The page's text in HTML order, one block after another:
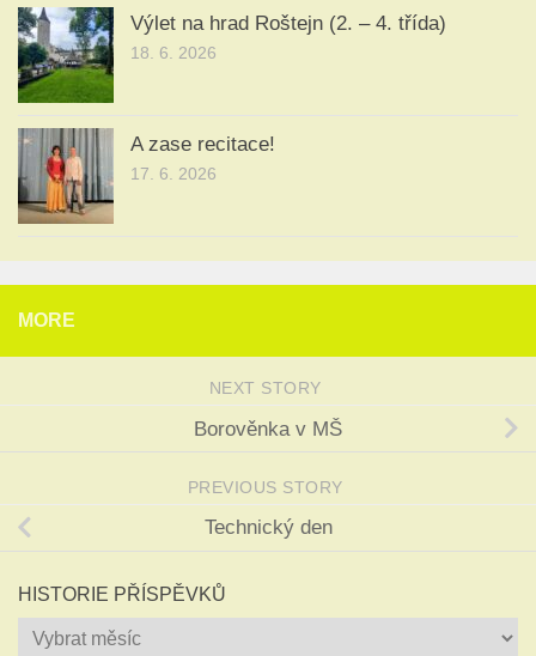
Výlet na hrad Roštejn (2. – 4. třída)
18. 6. 2026
A zase recitace!
17. 6. 2026
MORE
NEXT STORY
Borověnka v MŠ
PREVIOUS STORY
Technický den
HISTORIE PŘÍSPĚVKŮ
Historie